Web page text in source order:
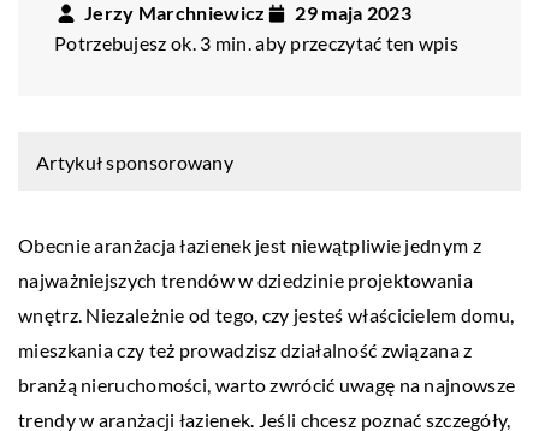
Jerzy Marchniewicz
29 maja 2023
Potrzebujesz ok. 3 min. aby przeczytać ten wpis
Artykuł sponsorowany
Obecnie aranżacja łazienek jest niewątpliwie jednym z
najważniejszych trendów w dziedzinie projektowania
wnętrz. Niezależnie od tego, czy jesteś właścicielem domu,
mieszkania czy też prowadzisz działalność związana z
branżą nieruchomości, warto zwrócić uwagę na najnowsze
trendy w aranżacji łazienek. Jeśli chcesz poznać szczegóły,